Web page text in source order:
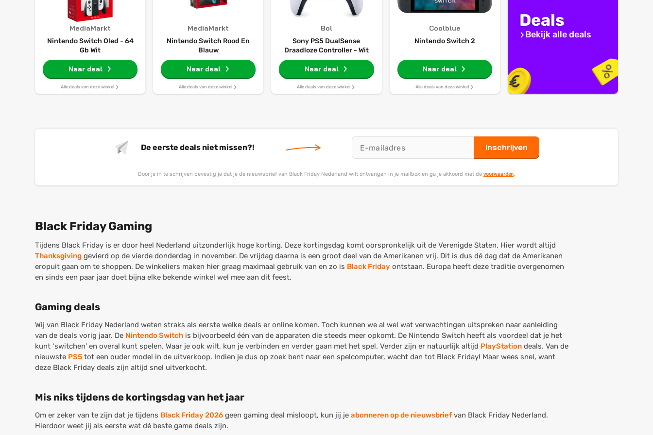
MediaMarkt
Nintendo Switch Oled - 64
Gb Wit
Naar deal
Alle deals van deze winkel
MediaMarkt
Nintendo Switch Rood En
Blauw
Naar deal
Alle deals van deze winkel
Bol
Sony PS5 DualSense
Draadloze Controller - Wit
Naar deal
Alle deals van deze winkel
Coolblue
Nintendo Switch 2
Naar deal
Alle deals van deze winkel
Deals
Bekijk alle deals
De eerste deals niet missen?! Inschrijven
Door je in te schrijven bevestig je dat je de nieuwsbrief van Black Friday Nederland wilt ontvangen in je mailbox en ga je akkoord met de voorwaarden.
Black Friday Gaming
Tijdens Black Friday is er door heel Nederland uitzonderlijk hoge korting. Deze kortingsdag komt oorspronkelijk uit de Verenigde Staten. Hier wordt altijd
Thanksgiving gevierd op de vierde donderdag in november. De vrijdag daarna is een groot deel van de Amerikanen vrij. Dit is dus dé dag dat de Amerikanen
eropuit gaan om te shoppen. De winkeliers maken hier graag maximaal gebruik van en zo is Black Friday ontstaan. Europa heeft deze traditie overgenomen
en sinds een paar jaar doet bijna elke bekende winkel wel mee aan dit feest.
Gaming deals
Wij van Black Friday Nederland weten straks als eerste welke deals er online komen. Toch kunnen we al wel wat verwachtingen uitspreken naar aanleiding
van de deals vorig jaar. De Nintendo Switch is bijvoorbeeld één van de apparaten die steeds meer opkomt. De Nintendo Switch heeft als voordeel dat je het
kunt ‘switchen’ en overal kunt spelen. Waar je ook wilt, kun je verbinden en verder gaan met het spel. Verder zijn er natuurlijk altijd PlayStation deals. Van de
nieuwste PS5 tot een ouder model in de uitverkoop. Indien je dus op zoek bent naar een spelcomputer, wacht dan tot Black Friday! Maar wees snel, want
deze Black Friday deals zijn altijd snel uitverkocht.
Mis niks tijdens de kortingsdag van het jaar
Om er zeker van te zijn dat je tijdens Black Friday 2026 geen gaming deal misloopt, kun jij je abonneren op de nieuwsbriefvan Black Friday Nederland.
Hierdoor weet jij als eerste wat dé beste game deals zijn.